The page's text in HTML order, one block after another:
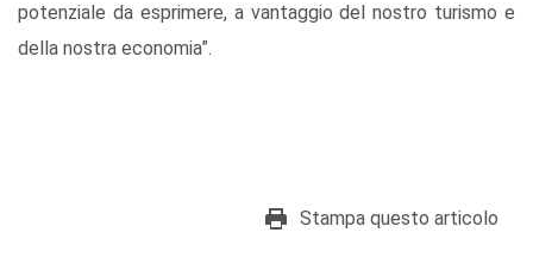
potenziale da esprimere, a vantaggio del nostro turismo e
della nostra economia”.
Stampa questo articolo